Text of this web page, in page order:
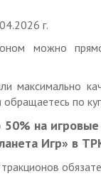
г.
можно
максимально
по
на
Игр» в